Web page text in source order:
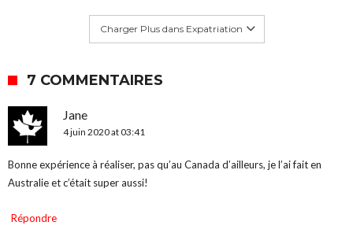
Charger Plus dans Expatriation
7 COMMENTAIRES
Jane
4 juin 2020 at 03:41
Bonne expérience à réaliser, pas qu’au Canada d’ailleurs, je l’ai fait en
Australie et c’était super aussi!
Répondre